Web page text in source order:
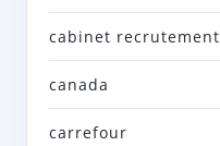
cabinet recrutement
canada
carrefour